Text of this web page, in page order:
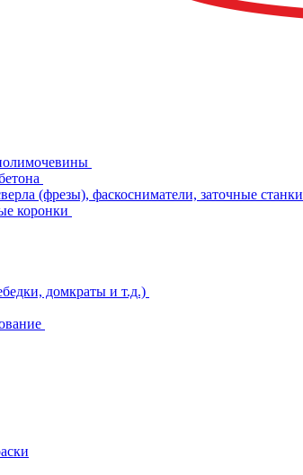
(фрезы), фаскосниматели, заточные станки
коронки
домкраты и т.д.)